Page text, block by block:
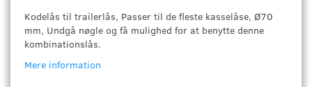
Kodelås til trailerlås, Passer til de fleste kasselåse, Ø70
mm, Undgå nøgle og få mulighed for at benytte denne
kombinationslås.
Mere information